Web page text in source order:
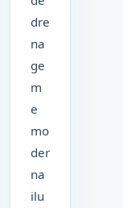
dre
na
ge
m
e
mo
der
na
ilu